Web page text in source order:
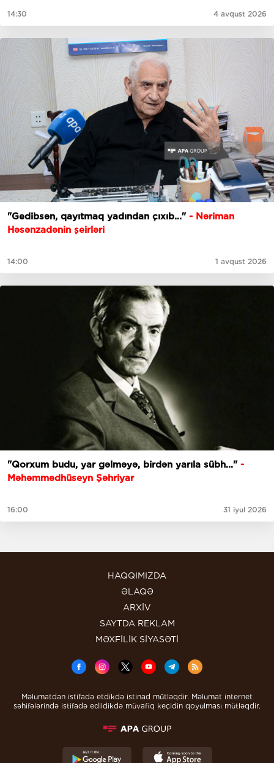
14:30 4 avqust 2026
"Gedibsәn, qayıtmaq yadından çıxıb..." - Nəriman
Həsənzadənin şeirləri
14:00 1 avqust 2026
"Qorxum budu, yar gəlməyə, birdən yarıla sübh..."-
Məhəmmədhüseyn Şəhriyar
16:00 31 iyul 2026
HAQQIMIZDA
ƏLAQƏ
ARXİV
SAYTDA REKLAM
MƏXFİLİK SİYASƏTİ
Məlumatdan istifadə etdikdə istinad mütləqdir. Məlumat internet
səhifələrində istifadə edildikdə müvafiq keçidin qoyulması mütləqdir.